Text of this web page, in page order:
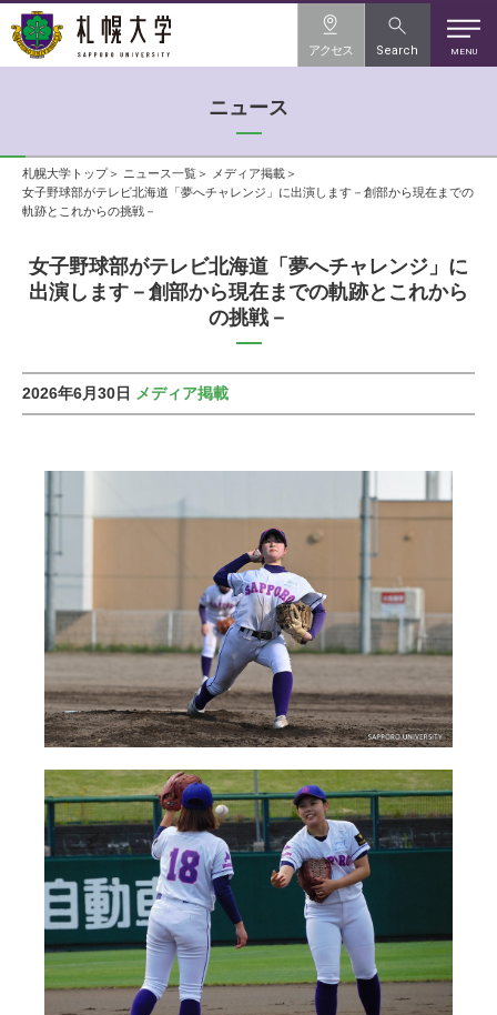
MENU
アクセス Search
ニュース
札幌大学トップ ニュース一覧
メディア掲載
女子野球部がテレビ北海道「夢へチャレンジ」に出演します－創部から現在までの
軌跡とこれからの挑戦－
女子野球部がテレビ北海道「夢へチャレンジ」に
出演します－創部から現在までの軌跡とこれから
の挑戦－
2026年6月30日 メディア掲載